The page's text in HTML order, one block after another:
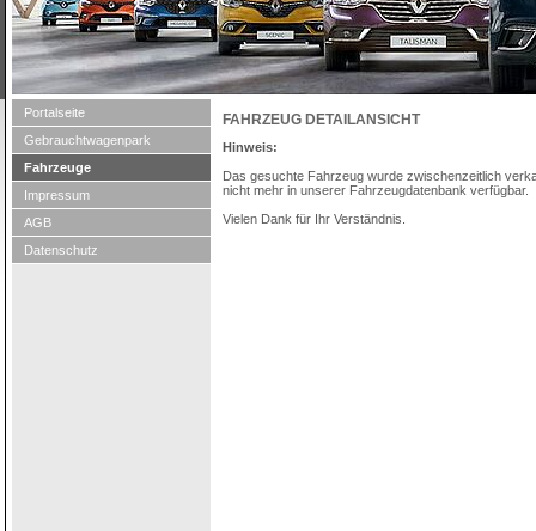
Portalseite
Gebrauchtwagenpark
Fahrzeuge
Impressum
AGB
Datenschutz
FAHRZEUG DETAILANSICHT
Hinweis:
Das gesuchte Fahrzeug wurde zwischenzeitlich
nicht mehr in unserer Fahrzeugdatenbank verfügbar.
Vielen Dank für Ihr Verständnis.